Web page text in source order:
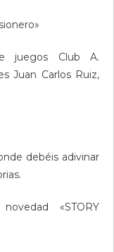
juegos Club A.
Juan Carlos Ruiz,
debéis adivinar
«STORY